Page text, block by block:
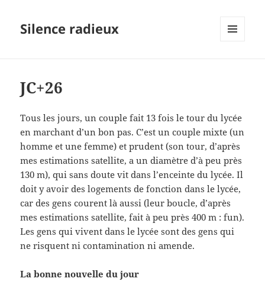
Silence radieux
JC+26
Tous les jours, un couple fait 13 fois le tour du lycée
en marchant d’un bon pas. C’est un couple mixte (un
homme et une femme) et prudent (son tour, d’après
mes estimations satellite, a un diamètre d’à peu près
130 m), qui sans doute vit dans l’enceinte du lycée. Il
doit y avoir des logements de fonction dans le lycée,
car des gens courent là aussi (leur boucle, d’après
mes estimations satellite, fait à peu près 400 m : fun).
Les gens qui vivent dans le lycée sont des gens qui
ne risquent ni contamination ni amende.
La bonne nouvelle du jour